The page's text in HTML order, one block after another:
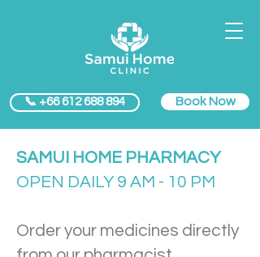
📞 +66 612 688 894 Book Now
SAMUI HOME PHARMACY
OPEN DAILY 9 AM - 10 PM
Order your medicines directly